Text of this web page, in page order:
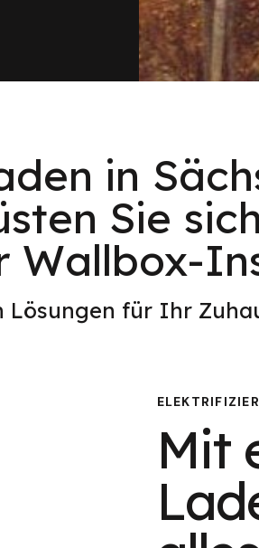
in
Sie
Wallbox-
Lösungen für Ihr
Mit